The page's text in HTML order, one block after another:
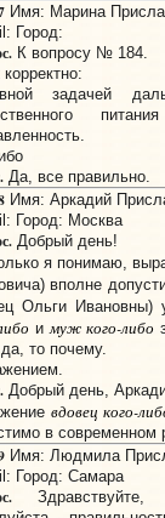
Имя: Марина
Город:
К вопросу № 184.
задачей
Да, все правильно.
Имя: Аркадий
Город: Москва
Добрый день!
я понимаю,
вполне
Ольги
имуж кого-либо
то почему.
Добрый день,
вдовец кого-
в современном
Имя: Людмила
Город: Самара
Здравствуйте,